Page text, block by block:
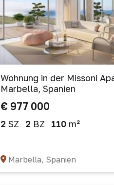
Wohnung in der Missoni
Marbella, Spanien
€ 977 000
2 SZ 2 BZ 110 m²
Marbella, Spanien